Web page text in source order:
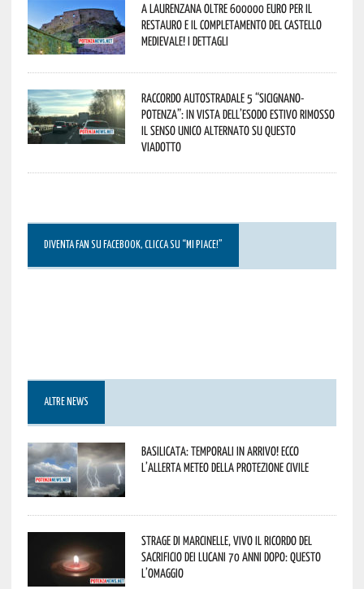
A Laurenzana oltre 600000 euro per il
restauro e il completamento del Castello
Medievale! I dettagli
Raccordo Autostradale 5 “Sicignano-
Potenza”: in vista dell’esodo estivo rimosso
il senso unico alternato su questo
viadotto
DIVENTA FAN SU FACEBOOK, CLICCA SU “MI PIACE!”
ALTRE NEWS
Basilicata: temporali in arrivo! Ecco
l’allerta meteo della Protezione civile
Strage di Marcinelle, vivo il ricordo del
sacrificio dei lucani 70 anni dopo: questo
l’omaggio